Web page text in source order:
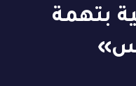
بتهمة